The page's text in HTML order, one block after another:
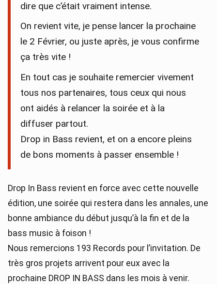
dire que c’était vraiment intense.
On revient vite, je pense lancer la prochaine
le 2 Février, ou juste après, je vous confirme
ça très vite !
En tout cas je souhaite remercier vivement
tous nos partenaires, tous ceux qui nous
ont aidés à relancer la soirée et à la
diffuser partout.
Drop in Bass revient, et on a encore pleins
de bons moments à passer ensemble !
Drop In Bass revient en force avec cette nouvelle
édition, une soirée qui restera dans les annales, une
bonne ambiance du début jusqu’à la fin et de la
bass music à foison !
Nous remercions 193 Records pour l’invitation. De
très gros projets arrivent pour eux avec la
prochaine DROP IN BASS dans les mois à venir.